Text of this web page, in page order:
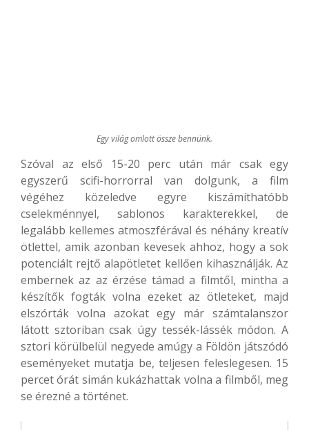
Egy világ omlott össze bennünk.
Szóval az első 15-20 perc után már csak egy
egyszerű scifi-horrorral van dolgunk, a film
végéhez közeledve egyre kiszámíthatóbb
cselekménnyel, sablonos karakterekkel, de
legalább kellemes atmoszférával és néhány kreatív
ötlettel, amik azonban kevesek ahhoz, hogy a sok
potenciált rejtő alapötletet kellően kihasználják. Az
embernek az az érzése támad a filmtől, mintha a
készítők fogták volna ezeket az ötleteket, majd
elszórták volna azokat egy már számtalanszor
látott sztoriban csak úgy tessék-lássék módon. A
sztori körülbelül negyede amúgy a Földön játszódó
eseményeket mutatja be, teljesen feleslegesen. 15
percet órát simán kukázhattak volna a filmből, meg
se érezné a történet.